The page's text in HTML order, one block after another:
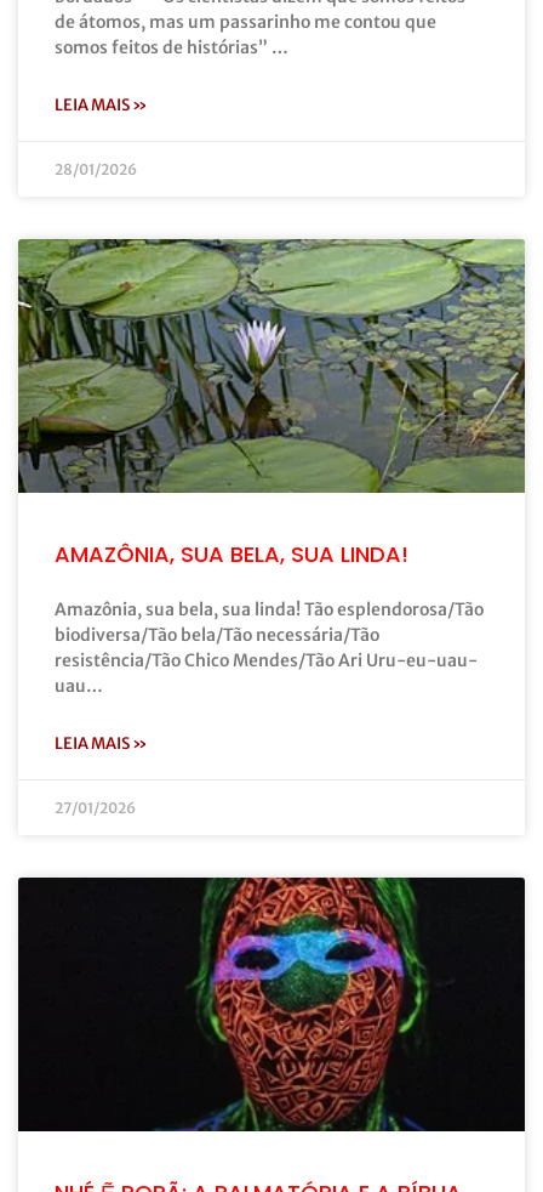
de átomos, mas um passarinho me contou que
somos feitos de histórias” …
LEIA MAIS »
28/01/2026
AMAZÔNIA, SUA BELA, SUA LINDA!
Amazônia, sua bela, sua linda! Tão esplendorosa/Tão
biodiversa/Tão bela/Tão necessária/Tão
resistência/Tão Chico Mendes/Tão Ari Uru-eu-uau-
uau…
LEIA MAIS »
27/01/2026